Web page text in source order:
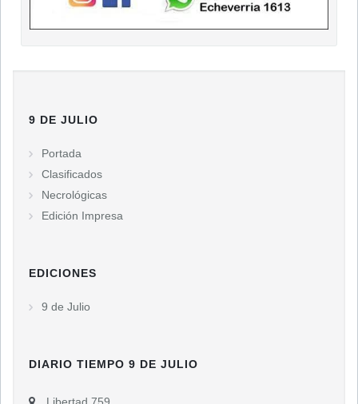
9 DE JULIO
Portada
Clasificados
Necrológicas
Edición Impresa
EDICIONES
9 de Julio
DIARIO TIEMPO 9 DE JULIO